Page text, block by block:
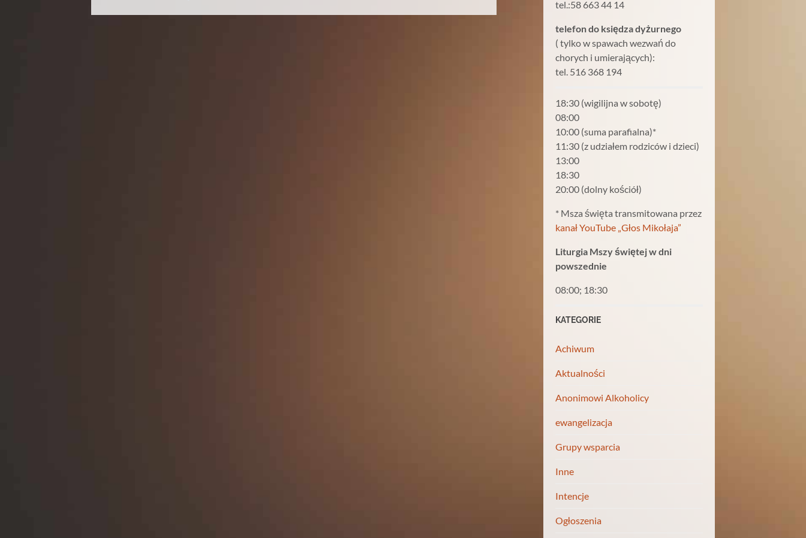
tel.:58 663 44 14
telefon do księdza dyżurnego
( tylko w spawach wezwań do
chorych i umierających):
tel. 516 368 194
18:30 (wigilijna w sobotę)
08:00
10:00 (suma parafialna)*
11:30 (z udziałem rodziców i dzieci)
13:00
18:30
20:00 (dolny kościół)
* Msza święta transmitowana przez
kanał YouTube „Głos Mikołaja”
Liturgia Mszy świętej w dni
powszednie
08:00; 18:30
KATEGORIE
Achiwum
Aktualności
Anonimowi Alkoholicy
ewangelizacja
Grupy wsparcia
Inne
Intencje
Ogłoszenia